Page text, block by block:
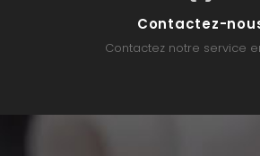
Contactez-
Contactez notre service